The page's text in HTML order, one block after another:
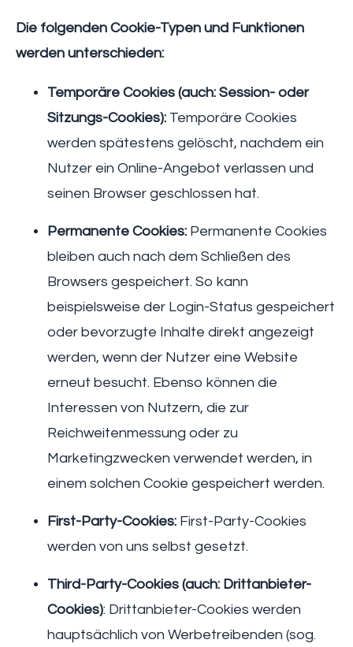
Die folgenden Cookie-Typen und Funktionen
werden unterschieden:
Temporäre Cookies (auch: Session- oder
Sitzungs-Cookies): Temporäre Cookies
werden spätestens gelöscht, nachdem ein
Nutzer ein Online-Angebot verlassen und
seinen Browser geschlossen hat.
Permanente Cookies: Permanente Cookies
bleiben auch nach dem Schließen des
Browsers gespeichert. So kann
beispielsweise der Login-Status gespeichert
oder bevorzugte Inhalte direkt angezeigt
werden, wenn der Nutzer eine Website
erneut besucht. Ebenso können die
Interessen von Nutzern, die zur
Reichweitenmessung oder zu
Marketingzwecken verwendet werden, in
einem solchen Cookie gespeichert werden.
First-Party-Cookies: First-Party-Cookies
werden von uns selbst gesetzt.
Third-Party-Cookies (auch: Drittanbieter-
Cookies): Drittanbieter-Cookies werden
hauptsächlich von Werbetreibenden (sog.